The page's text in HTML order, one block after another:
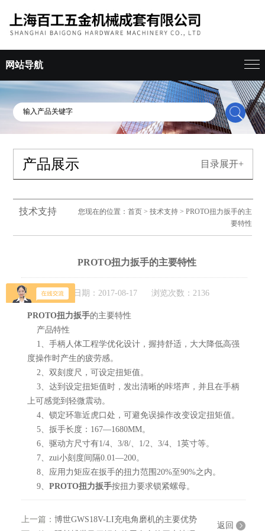
网站导航
产品展示 目录展开+
技术支持 您现在的位置： 首页> 技术支持> PROTO扭力扳手的主
要特性
PROTO扭力扳手的主要特性
发布日期：2017-08-17 浏览次数：2136
PROTO扭力扳手的主要特性
产品特性
1、手柄人体工程学优化设计，握持舒适，大大降低高强
度操作时产生的疲劳感。
2、双刻度尺，可设定扭矩值。
3、达到设定扭矩值时，发出清晰的咔塔声，并且在手柄
上可感觉到轻微震动。
4、锁定环靠近虎口处，可避免误操作改变设定扭矩值。
5、扳手长度：167—1680MM。
6、驱动方尺寸有1/4、3/8/、1/2、3/4、1英寸等。
7、zui小刻度间隔0.01—200。
8、应用力矩应在扳手的扭力范围20%至90%之内。
9、 PROTO扭力扳手按扭力要求锁紧螺母。
上一篇： 博世GWS18V-LI充电角磨机的主要优势
返回